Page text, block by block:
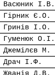
Васюник І.В.
Гірник Є.О.
Гринів І.О.
Гуменюк О.І.
Джемілєв М.
Драч І.Ф.